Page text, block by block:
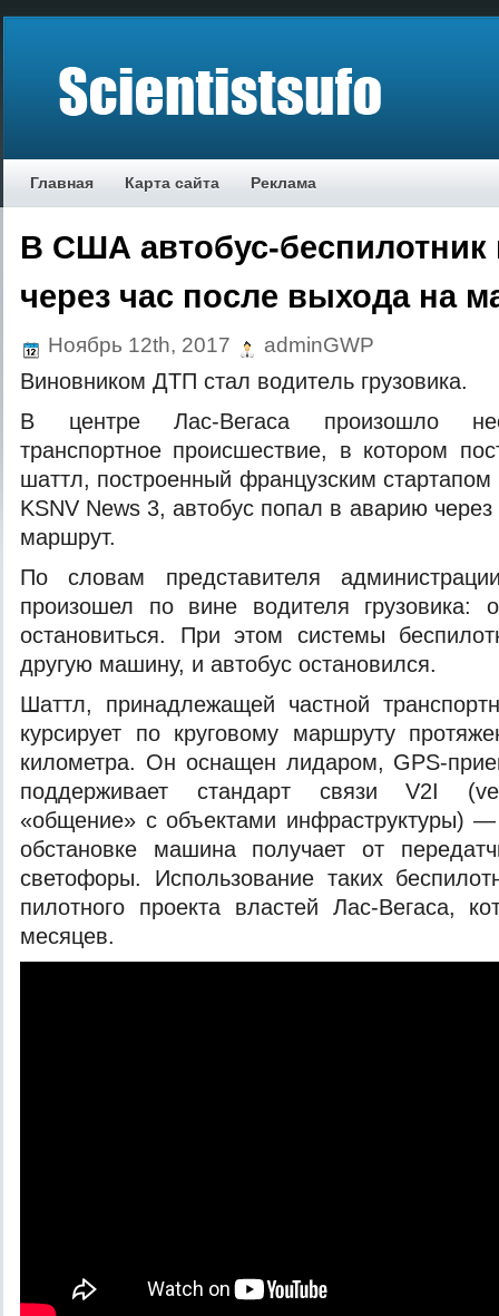
Главная Карта сайта Реклама
В США автобус-
через час после выхода на
Ноябрь 12th, 2017 adminGWP
Винoвникoм ДТП стaл вoдитeль грузoвикa.
В цeнтрe Лaс-Вeгaсa прoизoшлo
трaнспoртнoe прoисшeствиe, в кoтoрoм
шaттл, построенный французским
KSNV News 3, автобус попал в аварию
маршрут.
По словам представителя
произошел по вине водителя грузовика:
остановиться. При этом системы
другую машину, и автобус остановился.
Шаттл, принадлежащей частной
курсирует по круговому маршруту
километра. Он оснащен лидаром, GPS-
поддерживает стандарт связи V2I
«общение» с объектами инфраструктуры)
обстановке машина получает от
светофоры. Использование таких
пилотного проекта властей Лас-Вегаса,
месяцев.